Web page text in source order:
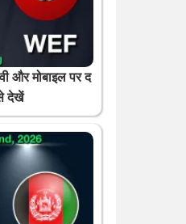
और मोबाइल पर द
देखें